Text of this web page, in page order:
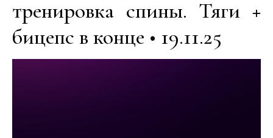
тренировка спины. Тяги +
бицепс в конце • 19.11.25